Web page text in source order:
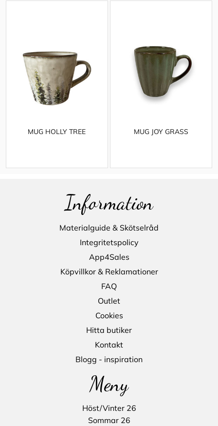
MUG HOLLY TREE MUG JOY GRASS
Information
Materialguide & Skötselråd
Integritetspolicy
App4Sales
Köpvillkor & Reklamationer
FAQ
Outlet
Cookies
Hitta butiker
Kontakt
Blogg - inspiration
Meny
Höst/Vinter 26
Sommar 26